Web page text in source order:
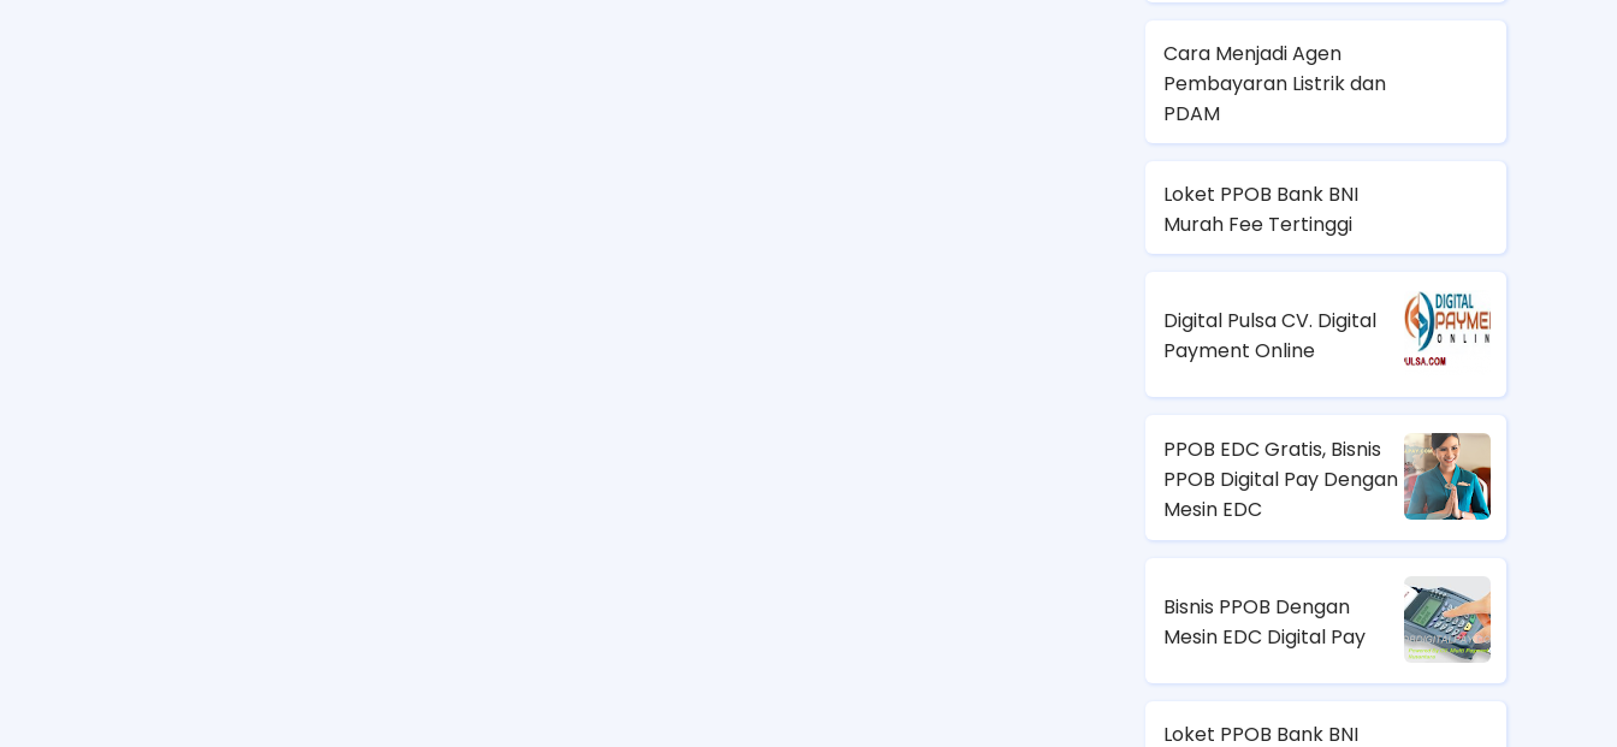
Cara Menjadi Agen
Pembayaran Listrik dan
PDAM
Loket PPOB Bank BNI
Murah Fee Tertinggi
Digital Pulsa CV. Digital
Payment Online
PPOB EDC Gratis, Bisnis
PPOB Digital Pay Dengan
Mesin EDC
Bisnis PPOB Dengan
Mesin EDC Digital Pay
Loket PPOB Bank BNI